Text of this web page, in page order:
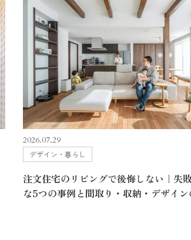
2026.07.29
デザイン・暮らし
注文住宅のリビングで後悔しない｜失
な5つの事例と間取り・収納・デザイン